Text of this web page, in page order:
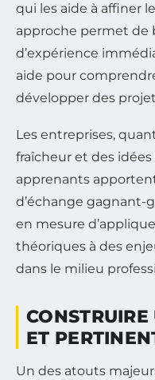
qui les aide à affiner
approche permet de
d’expérience
aide pour
développer des
Les entreprises,
fraîcheur et des
apprenants
d’échange gagnant-
en mesure
théoriques à des
dans le milieu
ET
Un des atouts